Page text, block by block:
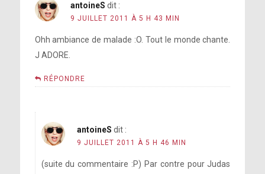
antoineS dit :
9 JUILLET 2011 À 5 H 43 MIN
Ohh ambiance de malade :O. Tout le monde chante.
J ADORE.
RÉPONDRE
antoineS dit :
9 JUILLET 2011 À 5 H 46 MIN
(suite du commentaire :P) Par contre pour Judas